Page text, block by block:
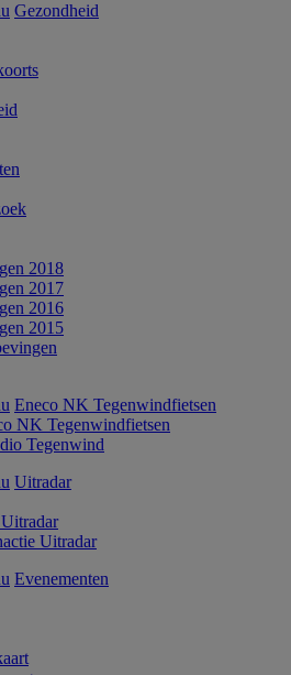
Gezondheid
2018
2017
2016
2015
Eneco NK Tegenwindfietsen
NK Tegenwindfietsen
Tegenwind
Uitradar
Uitradar
Evenementen